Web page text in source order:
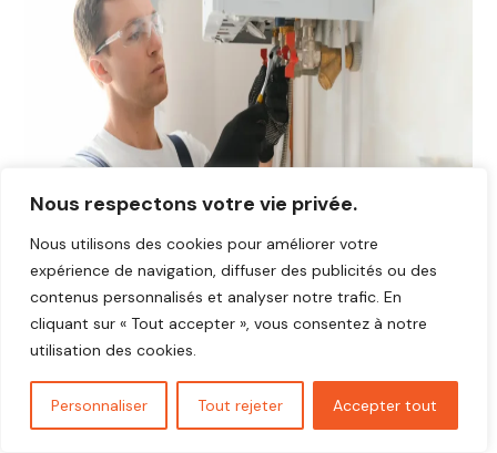
Nous respectons votre vie privée.
Nous utilisons des cookies pour améliorer votre
expérience de navigation, diffuser des publicités ou des
contenus personnalisés et analyser notre trafic. En
cliquant sur « Tout accepter », vous consentez à notre
utilisation des cookies.
Personnaliser Tout rejeter Accepter tout
Avis plombier Bréviaires 78610
Vous cherchez un plombier fiable et réactif dans